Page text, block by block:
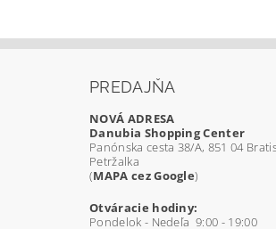
PREDAJŇA
NOVÁ ADRESA
Danubia Shopping Center
Panónska cesta 38/A, 851 04
Petržalka
(MAPA cez Google)
Otváracie hodiny:
Pondelok - Nedeľa 9:00 - 19:00